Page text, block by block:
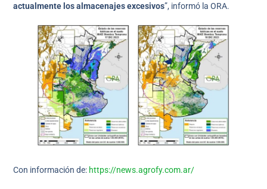
actualmente los almacenajes excesivos”, informó la ORA.
Con información de: https://news.agrofy.com.ar/